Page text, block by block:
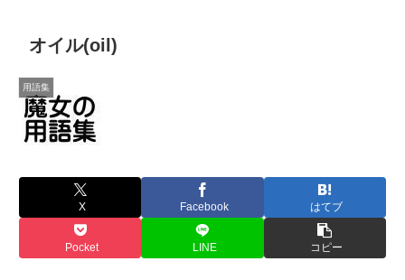
オイル(oil)
用語集
X Facebook はてブ
Pocket LINE コピー